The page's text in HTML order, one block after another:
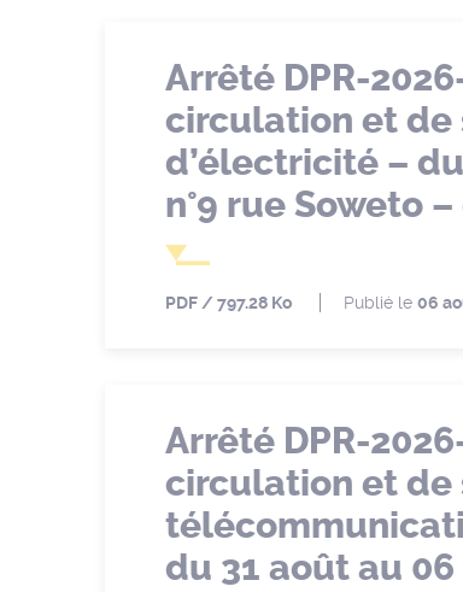
Arrêté DPR-
circulation et de
d’électricité – du
n°9 rue Soweto
PDF 797.28 Ko Publié le 06
Arrêté DPR-
circulation et de
du 31 août au